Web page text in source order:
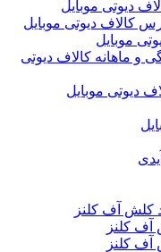
دیوتی موبایل
کالاف دیوتی موبایل
موبایل
و ماهانه کالاف دیوتی
دیوتی موبایل
کلش آف کلنز
آف کلنز
آف کلنز